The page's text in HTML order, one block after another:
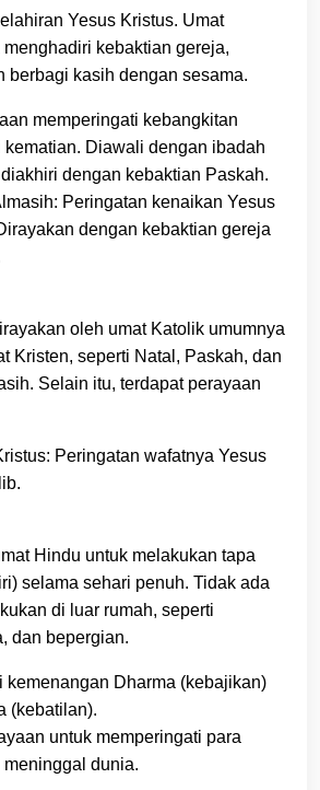
Yesus Kristus. Umat
kebaktian gereja,
berbagi kasih dengan sesama.
memperingati kebangkitan
kematian. Diawali dengan ibadah
dengan kebaktian Paskah.
Peringatan kenaikan Yesus
dengan kebaktian gereja
oleh umat Katolik umumnya
Kristen, seperti Natal, Paskah, dan
Selain itu, terdapat perayaan
Peringatan wafatnya Yesus
Hindu untuk melakukan tapa
selama sehari penuh. Tidak ada
di luar rumah, seperti
dan bepergian.
kemenangan Dharma (kebajikan)
(kebatilan).
untuk memperingati para
meninggal dunia.